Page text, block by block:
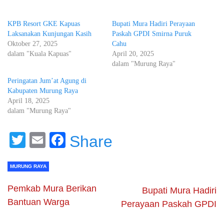
KPB Resort GKE Kapuas
Laksanakan Kunjungan Kasih
Oktober 27, 2025
dalam "Kuala Kapuas"
Bupati Mura Hadiri Perayaan
Paskah GPDI Smirna Puruk
Cahu
April 20, 2025
dalam "Murung Raya"
Peringatan Jum’at Agung di
Kabupaten Murung Raya
April 18, 2025
dalam "Murung Raya"
Twitter
EmailFacebook
Share
MURUNG RAYA
Pemkab Mura Berikan
Bantuan Warga
Bupati Mura Hadiri
Perayaan Paskah GPDI